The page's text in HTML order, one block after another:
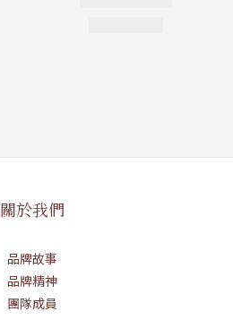
關於我們
品牌故事
品牌精神
團隊成員